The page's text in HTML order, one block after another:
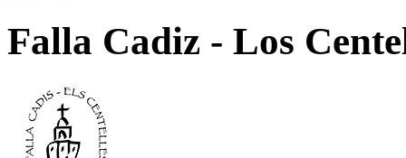
Falla Cadiz - Los